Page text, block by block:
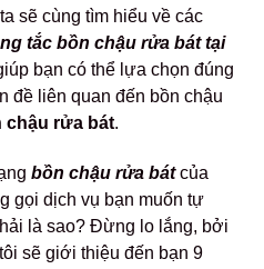
sẽ cùng tìm hiểu về các
tắc bồn chậu rửa bát tại
bạn có thể lựa chọn đúng
đề liên quan đến bồn chậu
chậu rửa bát.
bồn chậu rửa bátcủa
gọi dịch vụ bạn muốn tự
là sao? Đừng lo lắng, bởi
sẽ giới thiệu đến bạn 9